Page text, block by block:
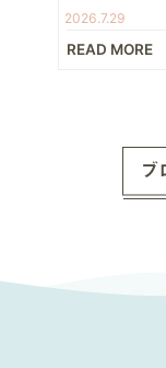
2026.7.29
READ MORE